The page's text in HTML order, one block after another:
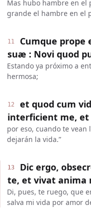
Mas hubo hambre en el
grande el hambre en el
11
Cumque
suæ : Novi quod
Estando ya próximo a
hermosa;
12
et quod cum
interficient me,
por eso, cuando te vean
dejarán la vida.”
13
Dic ergo,
te, et vivat anima
Di, pues, te ruego, que
salva mi vida por amor